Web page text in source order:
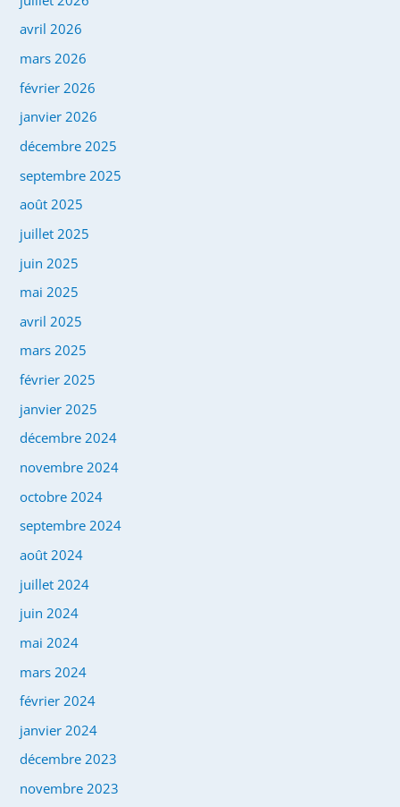
avril 2026
mars 2026
février 2026
janvier 2026
décembre 2025
septembre 2025
août 2025
juillet 2025
juin 2025
mai 2025
avril 2025
mars 2025
février 2025
janvier 2025
décembre 2024
novembre 2024
octobre 2024
septembre 2024
août 2024
juillet 2024
juin 2024
mai 2024
mars 2024
février 2024
janvier 2024
décembre 2023
novembre 2023